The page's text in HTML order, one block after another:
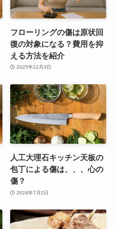
フローリングの傷は原状回
復の対象になる？費用を抑
える方法を紹介
2025年12月3日
人工大理石キッチン天板の
包丁による傷は、、、心の
傷？
2024年7月2日